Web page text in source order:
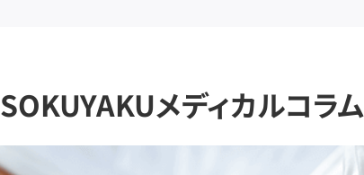
SOKUYAKUメディカルコラム